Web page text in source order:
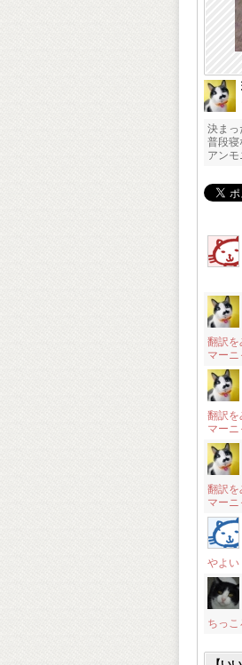
決まっ
普段寝
アン
翻訳を
マーニ
翻訳を
マーニ
翻訳を
マーニ
やよい
ちっこ